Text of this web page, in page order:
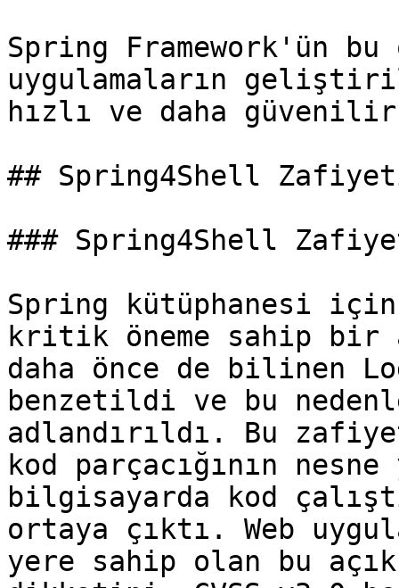
Spring Framework'ün
uygulamaların
hızlı ve daha
## Spring4Shell
### Spring4Shell
Spring kütüphanesi için
kritik öneme sahip bir
daha önce de bilinen
benzetildi ve bu
adlandırıldı. Bu
kod parçacığının
bilgisayarda kod
ortaya çıktı. Web
yere sahip olan bu